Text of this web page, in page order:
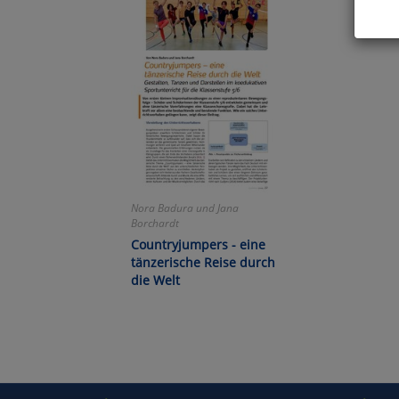
Nora Badura und Jana
Borchardt
Countryjumpers - eine
tänzerische Reise durch
die Welt